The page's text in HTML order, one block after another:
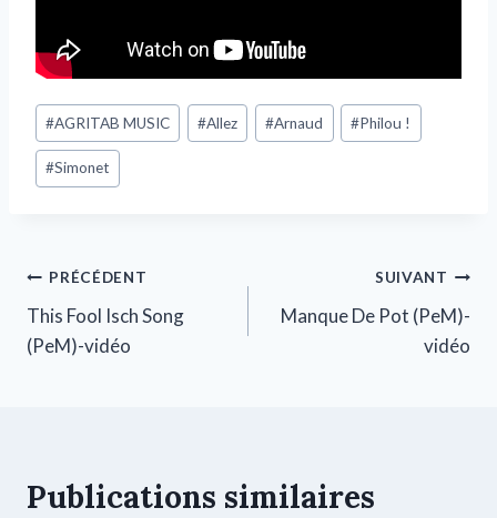
#AGRITAB MUSIC #Allez #Arnaud #Philou !
#Simonet
PRÉCÉDENT
This Fool Isch Song
(PeM)-vidéo
SUIVANT
Manque De Pot (PeM)-
vidéo
Publications similaires